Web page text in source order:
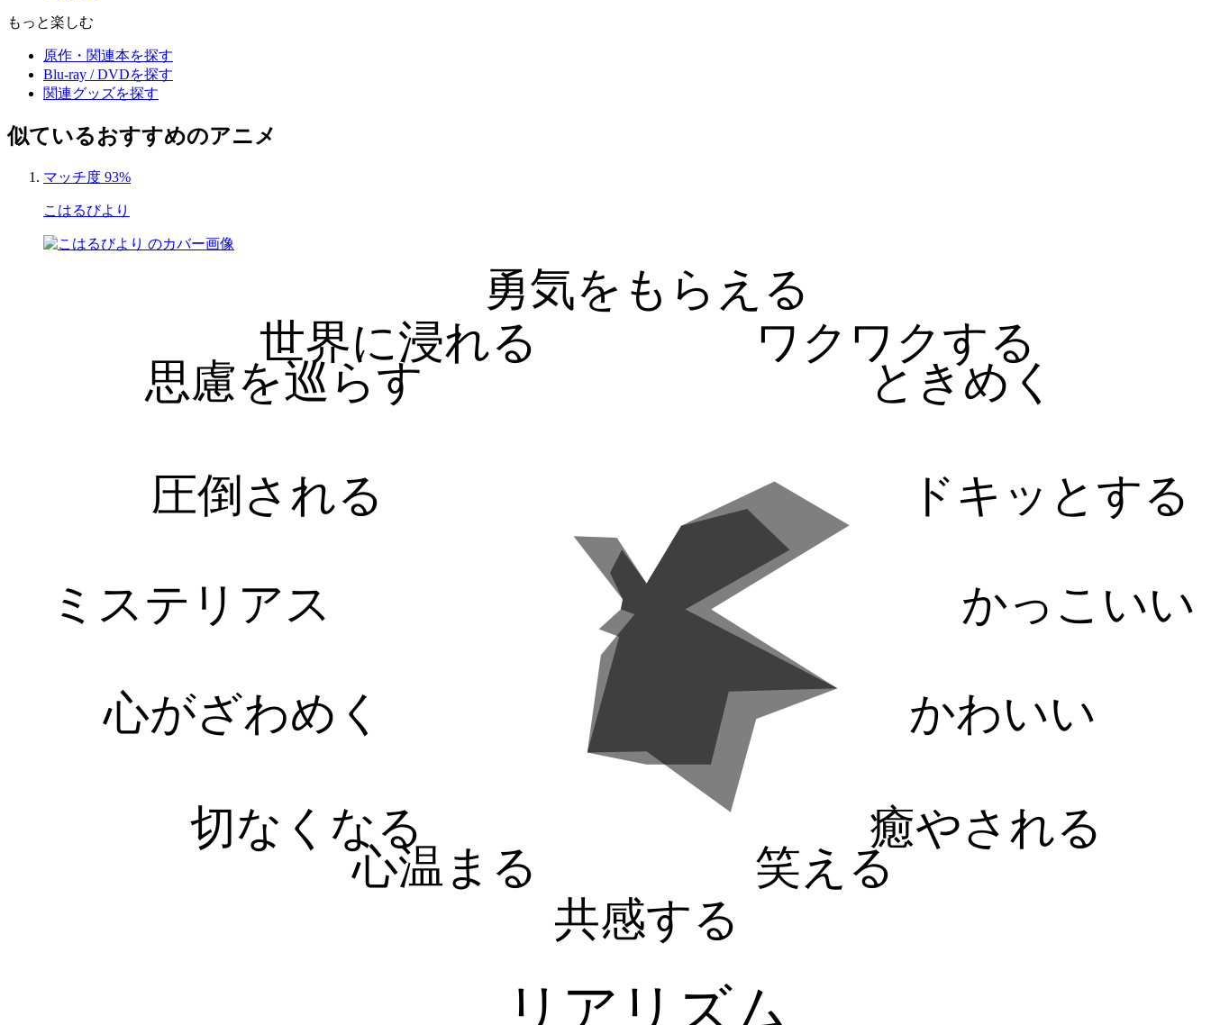
もっと楽しむ
原作・関連本を探す
Blu-ray / DVDを探す
関連グッズを探す
似ているおすすめのアニメ
マッチ度 93%
こはるびより
勇気をもらえる
ワクワクする
ときめく
ドキッとする
かっこいい
かわいい
癒やされる
笑える
共感する
心温まる
切なくなる
心がざわめく
ミステリアス
圧倒される
思慮を巡らす
世界に浸れる
リアリズム